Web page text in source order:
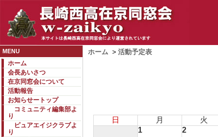
MENU
ホーム
会長あいさつ
在京同窓会について
活動報告
お知らせートップ
コミュニティ編集部よ
り
ピュアエイジクラブよ
り
ホーム > 活動予定表
日 月 火
1
2